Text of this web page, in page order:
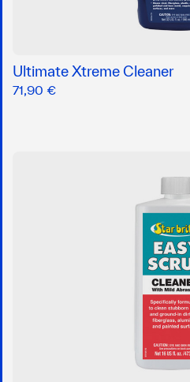
Ultimate Xtreme Cleaner
71,90 €